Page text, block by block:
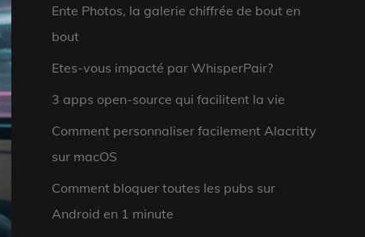
Ente Photos, la galerie chiffrée de bout en
bout
Etes-vous impacté par WhisperPair?
3 apps open-source qui facilitent la vie
Comment personnaliser facilement Alacritty
sur macOS
Comment bloquer toutes les pubs sur
Android en 1 minute